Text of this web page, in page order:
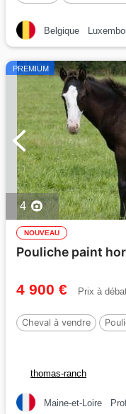
Belgique
PREMIUM
4
NOUVEAU
Pouliche paint
4 900 € Prix à
Cheval à vendre
thomas-ranch
Maine-et-Loire